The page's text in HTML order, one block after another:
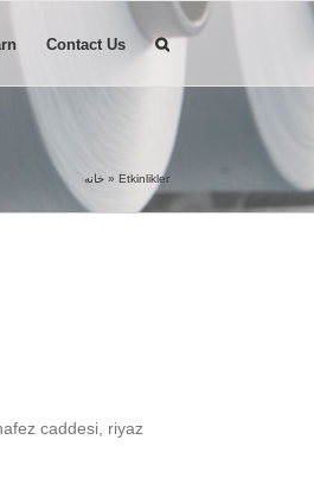
Contact Us
خانه » Etkinlikler
caddesi, riyaz